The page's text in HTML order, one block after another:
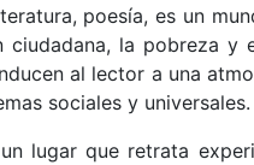
poesía, es un
la pobreza y
al lector a una
sociales y universales.
lugar que retrata